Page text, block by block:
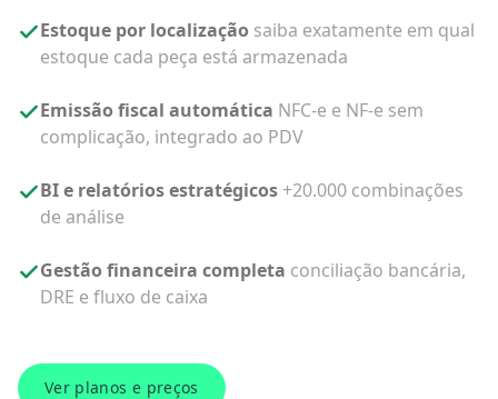
Estoque por localização saiba exatamente em qual
estoque cada peça está armazenada
Emissão fiscal automática NFC-e e NF-e sem
complicação, integrado ao PDV
BI e relatórios estratégicos +20.000 combinações
de análise
Gestão financeira completa conciliação bancária,
DRE e fluxo de caixa
Ver planos e preços